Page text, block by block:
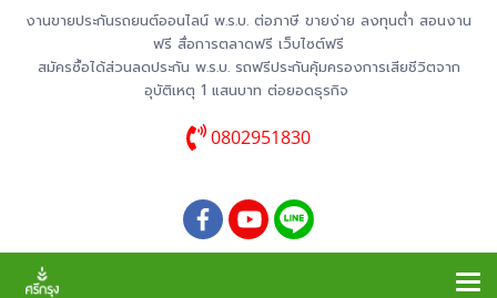
งานขายประกันรถยนต์ออนไลน์ พ.ร.บ. ต่อภาษี ขายง่าย ลงทุนต่ำ สอนงาน
ฟรี สื่อการตลาดฟรี เว็บไซต์ฟรี
สมัครซื้อได้ส่วนลดประกัน พ.ร.บ. รถฟรีประกันคุ้มครองการเสียชีวิตจาก
อุบัติเหตุ 1 แสนบาท ต่อยอดธุรกิจ
0802951830